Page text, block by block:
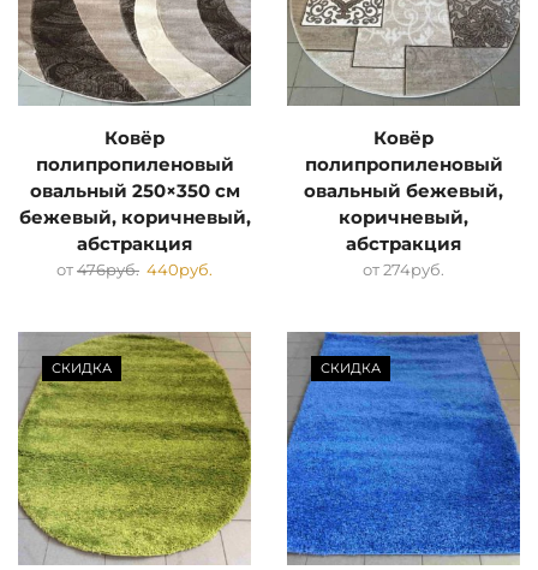
Ковёр
полипропиленовый
овальный 250×350 см
бежевый, коричневый,
абстракция
от476руб. 440руб.
Ковёр
полипропиленовый
овальный бежевый,
коричневый,
абстракция
от274руб.
СКИДКА СКИДКА